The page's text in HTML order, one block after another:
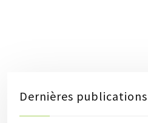
Dernières publications